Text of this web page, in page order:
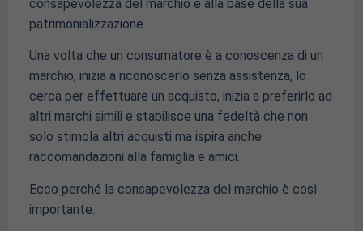
consapevolezza del marchio è alla base della sua
patrimonializzazione.
Una volta che un consumatore è a conoscenza di un
marchio, inizia a riconoscerlo senza assistenza, lo
cerca per effettuare un acquisto, inizia a preferirlo ad
altri marchi simili e stabilisce una fedeltà che non
solo stimola altri acquisti ma ispira anche
raccomandazioni alla famiglia e amici.
Ecco perché la consapevolezza del marchio è così
importante.